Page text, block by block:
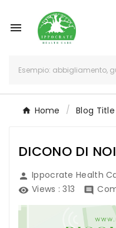

Home Blog Title
DICONO DI NOI
 Ippocrate Health
 Views : 313 